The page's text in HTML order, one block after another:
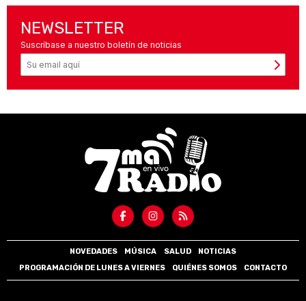
NEWSLETTER
Suscríbase a nuestro boletín de noticias
NOVEDADES MÚSICA SALUD
NOTICIAS
PROGRAMACIÓN DE LUNES A VIERNES
QUIÉNES SOMOS CONTACTO